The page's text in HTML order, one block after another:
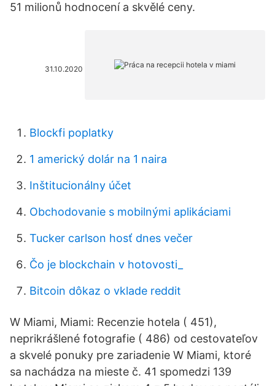
51 milionů hodnocení a skvělé ceny.
31.10.2020
Blockfi poplatky
1 americký dolár na 1 naira
Inštitucionálny účet
Obchodovanie s mobilnými aplikáciami
Tucker carlson hosť dnes večer
Čo je blockchain v hotovosti_
Bitcoin dôkaz o vklade reddit
W Miami, Miami: Recenzie hotela ( 451),
neprikrášlené fotografie ( 486) od cestovateľov
a skvelé ponuky pre zariadenie W Miami, ktoré
sa nachádza na mieste č. 41 spomedzi 139